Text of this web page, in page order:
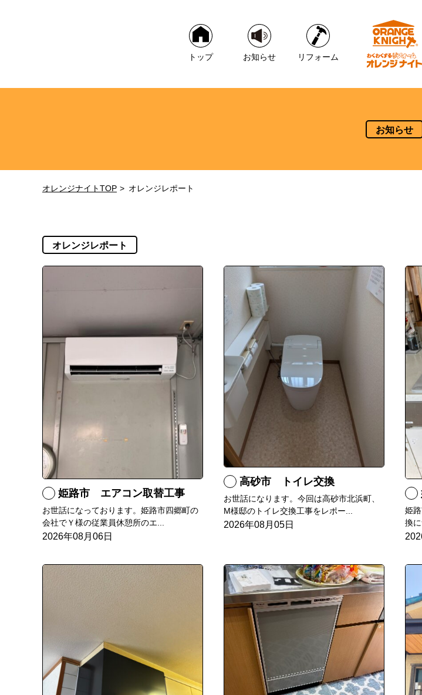
トップ お知らせ リフォーム
お知らせ
オレンジナイトTOP オレンジレポート
オレンジレポート
姫路市 エアコン取替工事
お世話になっております。姫路市四郷町の
会社でＹ様の従業員休憩所のエ...
2026年08月06日
高砂市 トイレ交換
お世話になります。今回は高砂市北浜町、
M様邸のトイレ交換工事をレポー...
2026年08月05日
姫
換